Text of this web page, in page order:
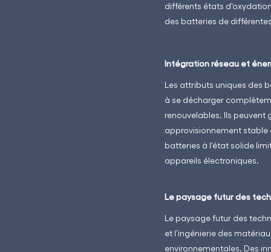
différents états
des batteries de
Intégration réseau et
Les attributs uniques des
à se décharger
renouvelables. Ils peuvent
approvisionnement stable
batteries à l'état solide
appareils électroniques.
Le paysage futur des
Le paysage futur des
et l’ingénierie des
environnementales. Des